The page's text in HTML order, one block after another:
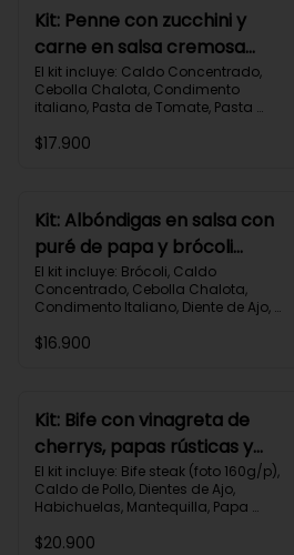
Kit: Penne con zucchini y
carne en salsa cremosa
italiana-146
El kit incluye: Caldo Concentrado,
Cebolla Chalota, Condimento
italiano, Pasta de Tomate, Pasta
Zucchini Verde, Receta Impresa.
$17.900
Kit: Albóndigas en salsa con
puré de papa y brócoli
asado-137
El kit incluye: Brócoli, Caldo
Concentrado, Cebolla Chalota,
Condimento Italiano, Diente de Ajo,
Molida (150g/p), Salsa de Soya,
$16.900
Kit: Bife con vinagreta de
cherrys, papas rústicas y
habichuelas-61
El kit incluye: Bife steak (foto 160g/p),
Caldo de Pollo, Dientes de Ajo,
Habichuelas, Mantequilla, Papa
Cherry, Vinagre Balsámico, Receta
$20.900